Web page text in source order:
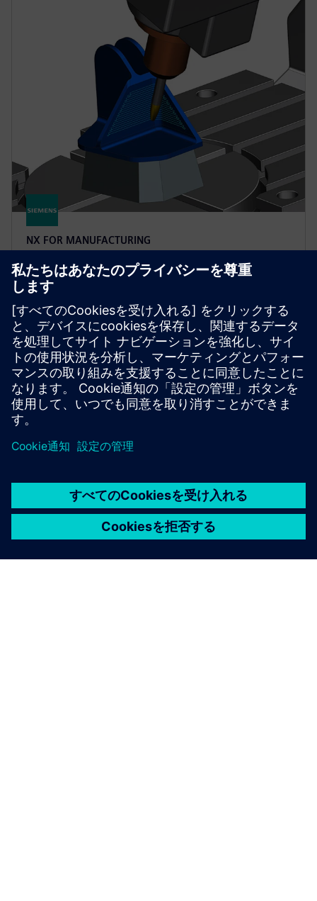
NX FOR MANUFACTURING
NX X Manufacturing CAD/CAM
Premium
NX X Manufacturing Premium は、アドバンスト製品
を基盤とし、クラウドテクノロジーpowered by 多
軸加工により、複雑な部品のプログラミングを簡素
化します。